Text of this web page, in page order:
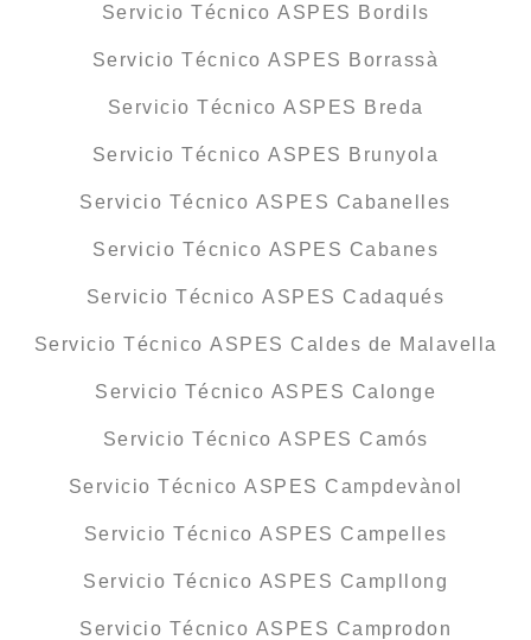
Servicio Técnico ASPES Bordils
Servicio Técnico ASPES Borrassà
Servicio Técnico ASPES Breda
Servicio Técnico ASPES Brunyola
Servicio Técnico ASPES Cabanelles
Servicio Técnico ASPES Cabanes
Servicio Técnico ASPES Cadaqués
Servicio Técnico ASPES Caldes de Malavella
Servicio Técnico ASPES Calonge
Servicio Técnico ASPES Camós
Servicio Técnico ASPES Campdevànol
Servicio Técnico ASPES Campelles
Servicio Técnico ASPES Campllong
Servicio Técnico ASPES Camprodon